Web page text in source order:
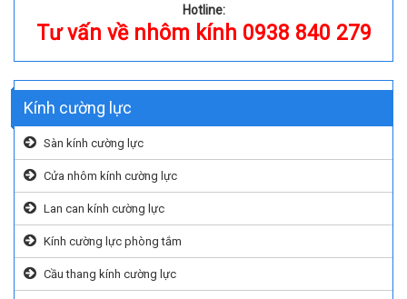
Hotline:
Tư vấn về nhôm kính 0938 840 279
Kính cường lực
Sàn kính cường lực
Cửa nhôm kính cường lực
Lan can kính cường lực
Kính cường lực phòng tắm
Cầu thang kính cường lực